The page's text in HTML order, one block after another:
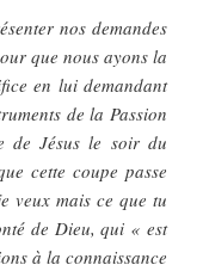
nos demandes
que nous ayons la
en lui demandant
de la Passion
de Jésus le soir du
cette coupe passe
veux mais ce que tu
de Dieu, qui « est
à la connaissance